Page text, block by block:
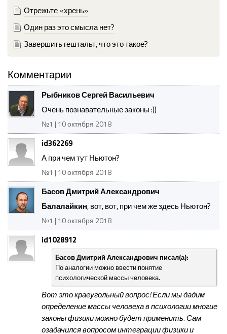
Отрежьте «хрень»
Один раз это смысла нет?
Завершить гештальт, что это такое?
Комментарии
Рыбников Сергей Васильевич
Очень познавательные законы :))
№1 | 10 октября 2018
id362269
А при чем тут Ньютон?
№1 | 10 октября 2018
Басов Дмитрий Александрович
Балалайкин, вот, вот, при чем же здесь Ньютон?
№1 | 10 октября 2018
id1028912
Басов Дмитрий Александрович писал(а):
По аналогии можно ввести понятие
психологической массы человека.
Вот это краеугольный вопрос! Если мы дадим
определение массы человека в психологии многие
законы физики можно будет применить. Сам
озадачился вопросом интеграции физики и